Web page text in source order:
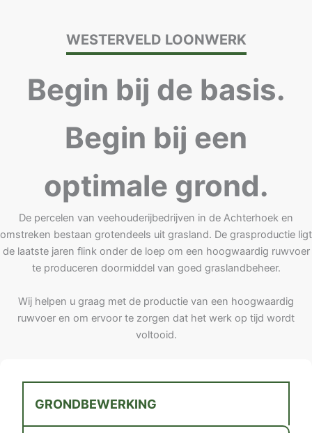
WESTERVELD LOONWERK
Begin bij de basis.
Begin bij een
optimale grond.
De percelen van veehouderijbedrijven in de Achterhoek en
omstreken bestaan grotendeels uit grasland. De grasproductie ligt
de laatste jaren flink onder de loep om een hoogwaardig ruwvoer
te produceren doormiddel van goed graslandbeheer.
Wij helpen u graag met de productie van een hoogwaardig
ruwvoer en om ervoor te zorgen dat het werk op tijd wordt
voltooid.
GRONDBEWERKING